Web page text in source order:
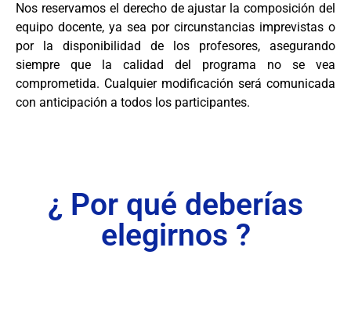
Nos reservamos el derecho de ajustar la composición del
equipo docente, ya sea por circunstancias imprevistas o
por la disponibilidad de los profesores, asegurando
siempre que la calidad del programa no se vea
comprometida. Cualquier modificación será comunicada
con anticipación a todos los participantes.
¿ Por qué deberías
elegirnos ?